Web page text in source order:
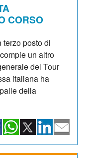
CORSO
posto di
un altro
del Tour
italiana ha
della